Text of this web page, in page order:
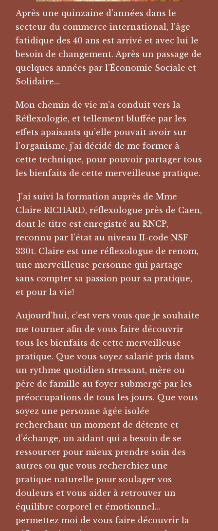
Après une quinzaine d’années dans le
secteur du commerce international, l’âge
fatidique des 40 ans est arrivé et avec lui le
besoin de changement. Après un passage de
quelques années par l’Économie Sociale et
Solidaire…
Mon chemin de vie m’a conduit vers la
Réflexologie, et tellement bluffée par les
effets apaisants qu’elle pouvait avoir sur
l’organisme, j’ai décidé de me former à
cette technique, pour pouvoir partager tous
les bienfaits de cette merveilleuse pratique.
J’ai suivi la formation auprès de Mme
Claire RICHARD, réflexologue près de Caen,
dont le titre est enregistré au RNCP,
reconnu par l’état au niveau II-code NSF
330t. Claire est une réflexologue de renom,
une merveilleuse personne qui partage
sans compter sa passion pour sa pratique,
et pour la vie!
Aujourd’hui, c’est vers vous que je souhaite
me tourner afin de vous faire découvrir
tous les bienfaits de cette merveilleuse
pratique. Que vous soyez salarié pris dans
un rythme quotidien stressant, mère ou
père de famille au foyer submergé par les
préoccupations de tous les jours. Que vous
soyez une personne âgée isolée
recherchant un moment de détente et
d’échange, un aidant qui a besoin de se
ressourcer pour mieux prendre soin des
autres ou que vous recherchiez une
pratique naturelle pour soulager vos
douleurs et vous aider à retrouver un
équilibre corporel et émotionnel…
permettez moi de vous faire découvrir la